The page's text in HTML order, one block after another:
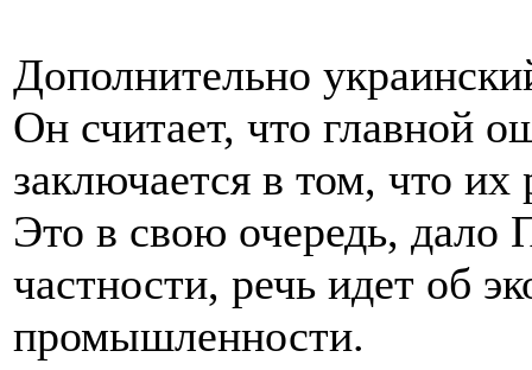
Дополнительно
Он считает, что главной
заключается в том, что
Это в свою очередь, дало
частности, речь идет об
промышленности.